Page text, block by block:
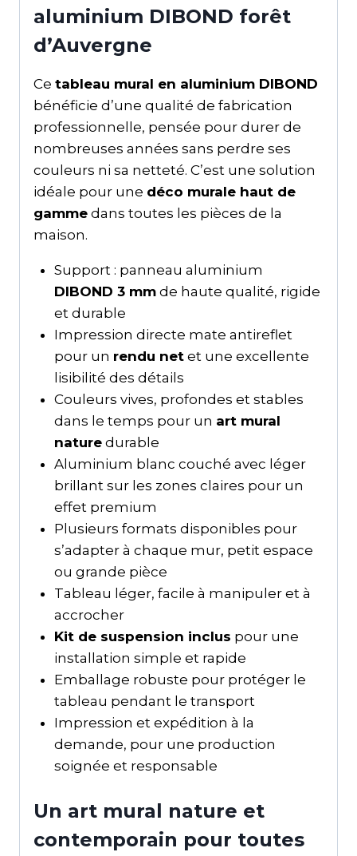
aluminium DIBOND forêt
d’Auvergne
Ce tableau mural en aluminium DIBOND
bénéficie d’une qualité de fabrication
professionnelle, pensée pour durer de
nombreuses années sans perdre ses
couleurs ni sa netteté. C’est une solution
idéale pour une déco murale haut de
gamme dans toutes les pièces de la
maison.
Support : panneau aluminium
DIBOND 3 mmde haute qualité, rigide
et durable
Impression directe mate antireflet
pour un rendu netet une excellente
lisibilité des détails
Couleurs vives, profondes et stables
dans le temps pour un art mural
naturedurable
Aluminium blanc couché avec léger
brillant sur les zones claires pour un
effet premium
Plusieurs formats disponibles pour
s’adapter à chaque mur, petit espace
ou grande pièce
Tableau léger, facile à manipuler et à
accrocher
Kit de suspension inclus pour une
installation simple et rapide
Emballage robuste pour protéger le
tableau pendant le transport
Impression et expédition à la
demande, pour une production
soignée et responsable
Un art mural nature et
contemporain pour toutes